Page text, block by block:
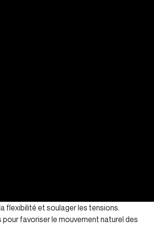
flexibilité et soulager les tensions.
favoriser le mouvement naturel des